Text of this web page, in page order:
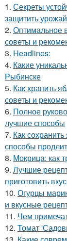
1. Секреты
защитить урожай
2. Оптимальное
советы и
3. Headlines:
4. Какие
Рыбинске
5. Как хранить
советы и
6. Полное
лучшие способы
7. Как
способы
8. Мокрица: как
9. Лучшие
приготовить
10. Огурцы
и вкусные
11. Чем
12. Томат